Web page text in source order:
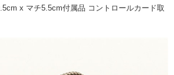
x マチ5.5cm付属品 コントロールカード取